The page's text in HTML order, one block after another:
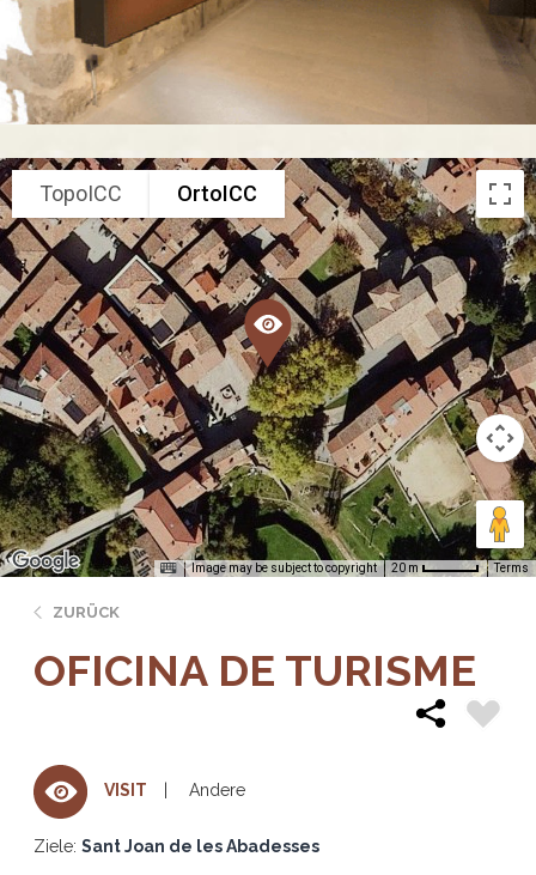
TopoICC OrtoICC
Image may be subject to copyright 20 m Terms
ZURÜCK
OFICINA DE TURISME
VISIT Andere
Ziele: Sant Joan de les Abadesses